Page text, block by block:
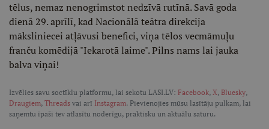
tēlus, nemaz nenogrimstot nedzīvā rutīnā. Savā goda
dienā 29. aprīlī, kad Nacionālā teātra direkcija
māksliniecei atļāvusi benefici, viņa tēlos vecmāmuļu
franču komēdijā "Iekarotā laime". Pilns nams lai jauka
balva viņai!
Izvēlies savu soctīklu platformu, lai sekotu LASI.LV: Facebook, X, Bluesky,
Draugiem, Threads vai arī Instagram. Pievienojies mūsu lasītāju pulkam, lai
saņemtu īpaši tev atlasītu noderīgu, praktisku un aktuālu saturu.